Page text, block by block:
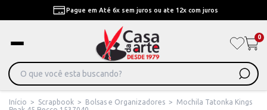
Pague em Até 6x sem juros ou ate 12x com juros
0
Início > Scrapbook > Bolsas e Organizadores >
Mochila Tatonka Kings